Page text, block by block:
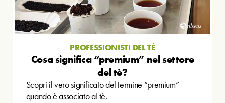
PROFESSIONISTI DEL TÉ
Cosa significa “premium” nel settore
del tè?
Scopri il vero significato del termine “premium”
quando è associato al tè.